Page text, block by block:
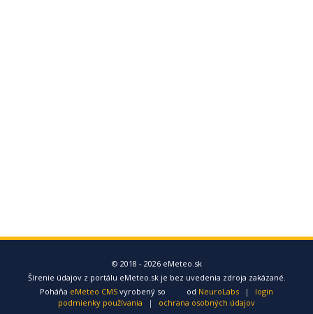
© 2018 - 2026 eMeteo.sk
Šírenie údajov z portálu eMeteo.sk je bez uvedenia zdroja zakázané.
Poháňa eMeteo CMS vyrobený so od NeuroLabs |
login
podmienky používania
| ochrana osobných údajov